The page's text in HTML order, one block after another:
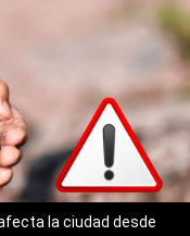
la ciudad desde